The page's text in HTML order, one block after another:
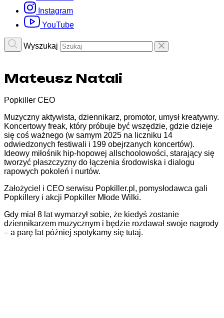
Instagram
YouTube
Wyszukaj
Mateusz Natali
Popkiller CEO
Muzyczny aktywista, dziennikarz, promotor, umysł kreatywny.
Koncertowy freak, który próbuje być wszędzie, gdzie dzieje
się coś ważnego (w samym 2025 na liczniku 14
odwiedzonych festiwali i 199 obejrzanych koncertów).
Ideowy miłośnik hip-hopowej allschoolowości, starający się
tworzyć płaszczyzny do łączenia środowiska i dialogu
rapowych pokoleń i nurtów.
Założyciel i CEO serwisu Popkiller.pl, pomysłodawca gali
Popkillery i akcji Popkiller Młode Wilki.
Gdy miał 8 lat wymarzył sobie, że kiedyś zostanie
dziennikarzem muzycznym i będzie rozdawał swoje nagrody
– a parę lat później spotykamy się tutaj.